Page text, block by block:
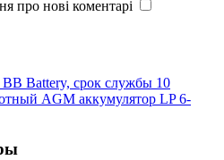
про нові коментарі
Battery, срок службы 10
AGM аккумулятор LP 6-